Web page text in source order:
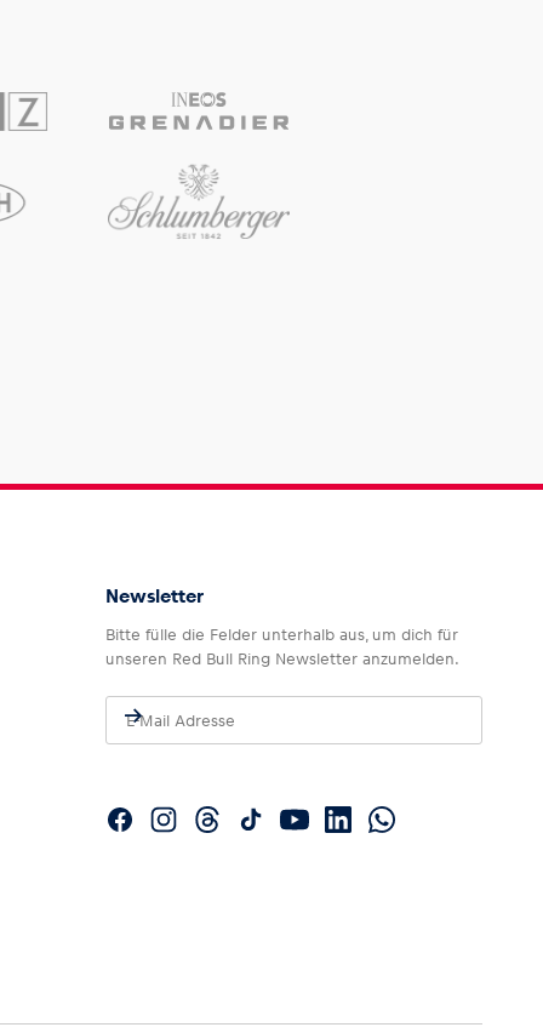
Newsletter
Bitte fülle die Felder unterhalb aus, um dich für
unseren Red Bull Ring Newsletter anzumelden.